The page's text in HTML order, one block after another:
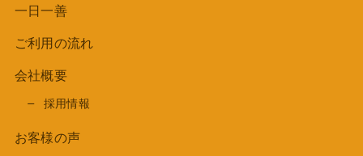
一日一善
ご利用の流れ
会社概要
採用情報
お客様の声